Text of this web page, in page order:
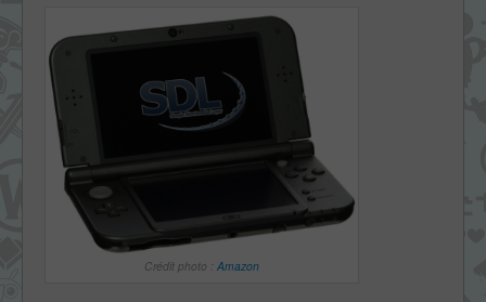
Crédit photo : Amazon